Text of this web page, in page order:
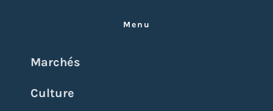
Menu
Marchés
Culture